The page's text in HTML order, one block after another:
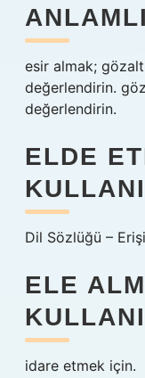
esir almak;
değerlendirin.
değerlendirin.
ELDE
Dil Sözlüğü –
ELE
idare etmek için.